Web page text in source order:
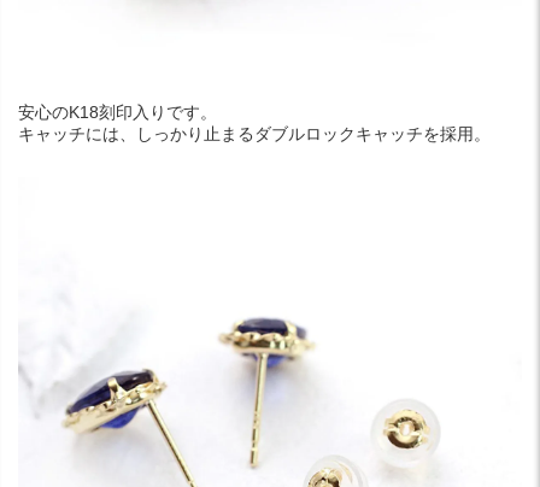
安心のK18刻印入りです。
キャッチには、しっかり止まるダブルロックキャッチを採用。